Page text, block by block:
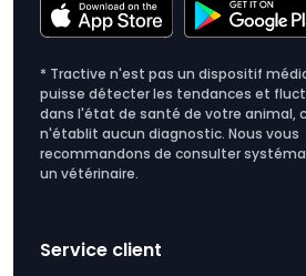
* Tractive n'est pas un dispositif
puisse détecter les tendances et
dans l'état de santé de votre animal,
n'établit aucun diagnostic. Nous vous
recommandons de consulter
un vétérinaire.
Service client